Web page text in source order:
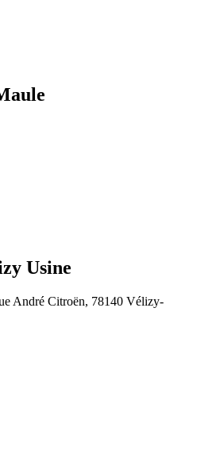
Usine
André Citroën, 78140 Vélizy-